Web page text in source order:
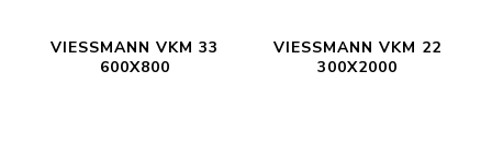
VIESSMANN VKM 33
600X800
VIESSMANN VKM 22
300X2000